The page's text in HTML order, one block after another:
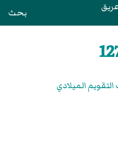
بحث
الميلادي